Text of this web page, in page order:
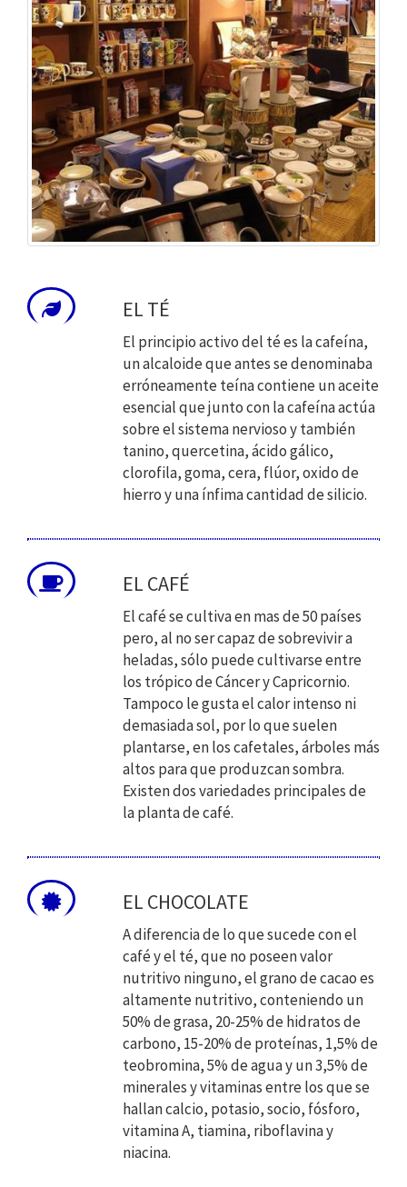
EL TÉ
El principio activo del té es la cafeína,
un alcaloide que antes se denominaba
erróneamente teína contiene un aceite
esencial que junto con la cafeína actúa
sobre el sistema nervioso y también
tanino, quercetina, ácido gálico,
clorofila, goma, cera, flúor, oxido de
hierro y una ínfima cantidad de silicio.
EL CAFÉ
El café se cultiva en mas de 50 países
pero, al no ser capaz de sobrevivir a
heladas, sólo puede cultivarse entre
los trópico de Cáncer y Capricornio.
Tampoco le gusta el calor intenso ni
demasiada sol, por lo que suelen
plantarse, en los cafetales, árboles más
altos para que produzcan sombra.
Existen dos variedades principales de
la planta de café.
EL CHOCOLATE
A diferencia de lo que sucede con el
café y el té, que no poseen valor
nutritivo ninguno, el grano de cacao es
altamente nutritivo, conteniendo un
50% de grasa, 20-25% de hidratos de
carbono, 15-20% de proteínas, 1,5% de
teobromina, 5% de agua y un 3,5% de
minerales y vitaminas entre los que se
hallan calcio, potasio, socio, fósforo,
vitamina A, tiamina, riboflavina y
niacina.